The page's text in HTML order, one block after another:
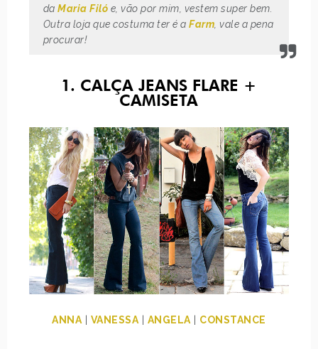
daMaria Filó e, vão por mim, vestem super bem.
Outra loja que costuma ter é aFarm , vale a pena
procurar!
1. CALÇA JEANS FLARE +
CAMISETA
ANNA VANESSA ANGELA CONSTANCE